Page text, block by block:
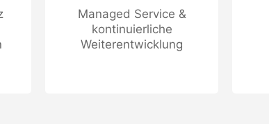
Managed Service &
kontinuierliche
Weiterentwicklung